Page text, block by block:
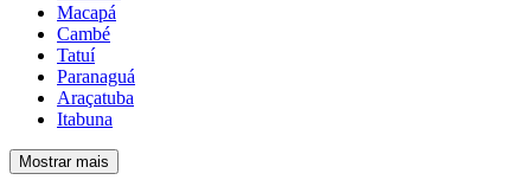
Macapá
Cambé
Tatuí
Paranaguá
Araçatuba
Itabuna
Mostrar mais